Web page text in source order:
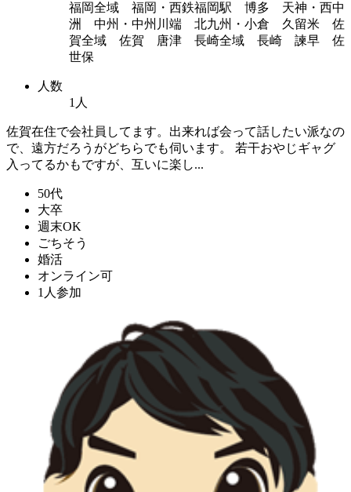
福岡全域 福岡・西鉄福岡駅 博多 天神・西中
洲 中州・中州川端 北九州・小倉 久留米 佐
賀全域 佐賀 唐津 長崎全域 長崎 諫早 佐
世保
人数
1人
佐賀在住で会社員してます。出来れば会って話したい派なの
で、遠方だろうがどちらでも伺います。 若干おやじギャグ
入ってるかもですが、互いに楽し...
50代
大卒
週末OK
ごちそう
婚活
オンライン可
1人参加